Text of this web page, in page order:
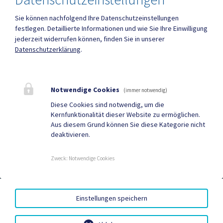
Mehr
Quicklinks
Geko digital Gemeinde-
Neuigkeiten
KONTOVERBINDUNG|BARRIEREFREIHEIT|
DATENSCHUTZ|SITEMAP|IMPRESSUM
Sie können nachfolgend Ihre Datenschutzeinstellungen
festlegen. Detaillierte Informationen und wie Sie Ihre Einwilligung
jederzeit widerrufen können, finden Sie in unserer
Datenschutzerklärung.
Notwendige Cookies (immer notwendig)
Diese Cookies sind notwendig, um die
Kernfunktionalität dieser Website zu ermöglichen.
Aus diesem Grund können Sie diese Kategorie nicht
deaktivieren.
Zweck: Notwendige Cookies
Einstellungen speichern